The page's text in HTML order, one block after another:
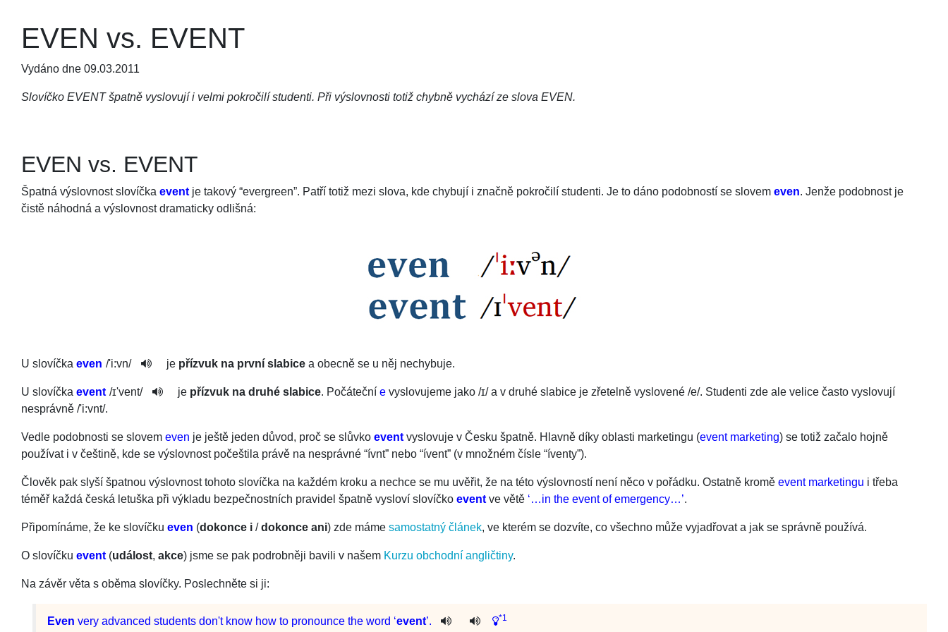
EVEN vs. EVENT
Vydáno dne 09.03.2011
Slovíčko EVENT špatně vyslovují i velmi pokročilí studenti. Při výslovnosti totiž chybně vychází ze slova EVEN.
EVEN vs. EVENT
Špatná výslovnost slovíčka event je takový “evergreen”. Patří totiž mezi slova, kde chybují i značně pokročilí studenti. Je to dáno podobností se slovem even. Jenže podobnost je
čistě náhodná a výslovnost dramaticky odlišná:
U slovíčka even /'i:vn/ je přízvuk na první slabice a obecně se u něj nechybuje.
U slovíčka event /ɪ'vent/ je přízvuk na druhé slabice. Počáteční e vyslovujeme jako /ɪ/a v druhé slabice je zřetelně vyslovené /e/. Studenti zde ale velice často vyslovují
nesprávně /'i:vnt/.
Vedle podobnosti se slovem even je ještě jeden důvod, proč se slůvko event vyslovuje v Česku špatně. Hlavně díky oblasti marketingu (event marketing) se totiž začalo hojně
používat i v češtině, kde se výslovnost počeštila právě na nesprávné “ívnt” nebo “ívent” (v množném čísle “íventy”).
Člověk pak slyší špatnou výslovnost tohoto slovíčka na každém kroku a nechce se mu uvěřit, že na této výslovností není něco v pořádku. Ostatně kromě event marketingu i třeba
téměř každá česká letuška při výkladu bezpečnostních pravidel špatně vysloví slovíčko event ve větě ‘…in the event of emergency…’.
Připomínáme, že ke slovíčku even (dokonce i /dokonce ani) zde máme samostatný článek, ve kterém se dozvíte, co všechno může vyjadřovat a jak se správně používá.
O slovíčku event (událost, akce) jsme se pak podrobněji bavili v našem Kurzu obchodní angličtiny.
Na závěr věta s oběma slovíčky. Poslechněte si ji:
Even very advanced students don't know how to pronounce the word ‘event’. *1